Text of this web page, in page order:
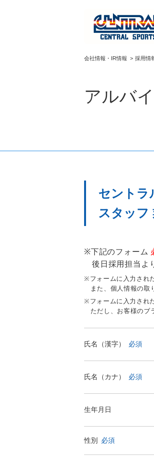
会社情報・IR情報 > 採用情
アルバ
セントラ
スタッフ
下記のフォーム
後日採用担当よ
フォームに入力され
また、個人情報の取
フォームに入力され
ただし、お客様のブ
氏名（漢字） 必須
氏名（カナ） 必須
生年月日
性別 必須